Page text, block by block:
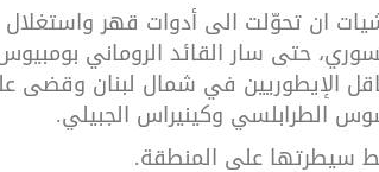
ان تحوّلت الى أدوات قهر واستغلال
حتى سار القائد الروماني
الإيطوريين في شمال لبنان وقضى
الطرابلسي وكينيراس الجبيلي.
سيطرتها على المنطقة.